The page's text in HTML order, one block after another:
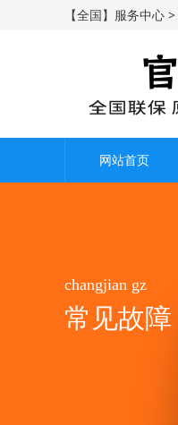
【全国】服务中心 >
网站首页
changjian gz
常见故障